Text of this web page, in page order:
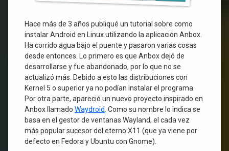
Hace más de 3 años publiqué un tutorial sobre como
instalar Android en Linux utilizando la aplicación Anbox.
Ha corrido agua bajo el puente y pasaron varias cosas
desde entonces. Lo primero es que Anbox dejó de
desarrollarse y fue abandonado, por lo que no se
actualizó más. Debido a esto las distribuciones con
Kernel 5 o superior ya no podían instalar el programa.
Por otra parte, apareció un nuevo proyecto inspirado en
Anbox llamado Waydroid . Como su nombre lo indica se
basa en el gestor de ventanas Wayland, el cada vez
más popular sucesor del eterno X11 (que ya viene por
defecto en Fedora y Ubuntu con Gnome).